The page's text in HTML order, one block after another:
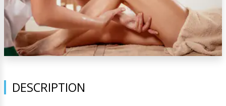
DESCRIPTION